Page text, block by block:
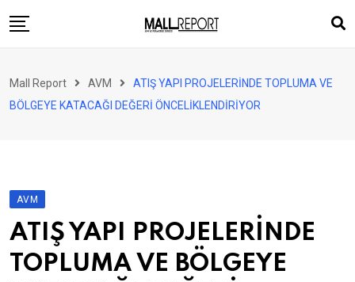
to
Perakende
Ürün ve Hizmet
Enerji
Haber
Mall Report AVM
ATIŞ YAPI PROJELERİNDE TOPLUMA VE
BÖLGEYE KATACAĞI DEĞERİ ÖNCELİKLENDİRİYOR
AVM
ATIŞ YAPI PROJELERİNDE
TOPLUMA VE BÖLGEYE